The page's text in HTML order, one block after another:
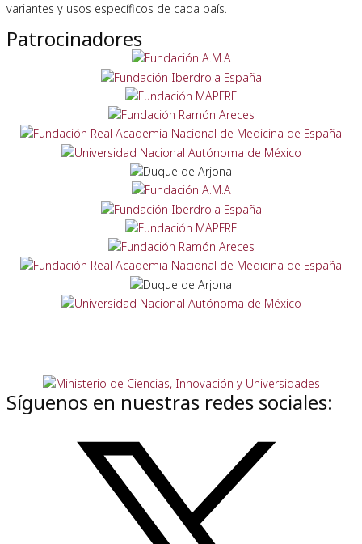
variantes y usos específicos de cada país.
Patrocinadores
Síguenos en nuestras redes sociales: